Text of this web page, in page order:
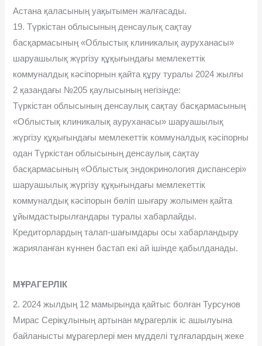
Астана қаласының уақытымен жалғасады.
19. Түркістан облысының денсаулық сақтау
басқармасының «Облыстық клиникалық ауруханасы»
шаруашылық жүргізу құқығындағы мемлекеттік
коммуналдық кәсіпорнын қайта құру туралы 2024 жылғы
2 қазандағы №205 қаулысының негізінде:
Түркістан облысының денсаулық сақтау басқармасының
«Облыстық клиникалық ауруханасы» шаруашылық
жүргізу құқығындағы мемлекеттік коммуналдық кәсіпорны
одан Түркістан облысының денсаулық сақтау
басқармасының «Облыстық эндокринология диспансері»
шаруашылық жүргізу құқығындағы мемлекеттік
коммуналдық кәсіпорын бөліп шығару жолымен қайта
ұйымдастырылғандары туралы хабарлайды.
Кредиторлардың талап-шағымдары осы хабарландыру
жарияланған күннен бастап екі ай ішінде қабылданады.
МҰРАГЕРЛІК
2. 2024 жылдың 12 мамырында қайтыс болған Турсунов
Мирас Серікұлының артынан мұрагерлік іс ашылуына
байланысты мұрагерлері мен мүдделі тұлғалардың жеке